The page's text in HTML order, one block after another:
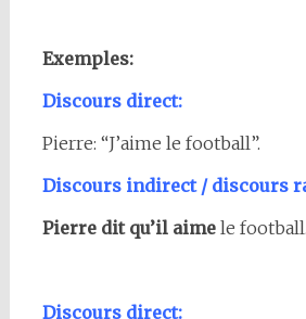
Exemples:
Discours direct:
Pierre: “J’aime le football”.
Discours indirect / discours
Pierre dit qu’il aime le football.
Discours direct: